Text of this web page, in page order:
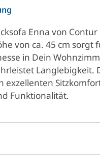
Enna von
von ca. 45 cm
in Dein
Langlebigkeit.
exzellenten
Funktionalität.